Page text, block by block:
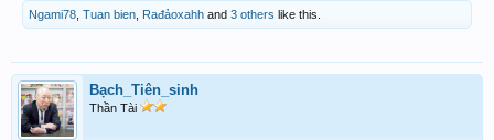
Ngami78 Tuan bien Rađảoxahh and 3 others like this.
Bạch_Tiên_sinh
Thần Tài